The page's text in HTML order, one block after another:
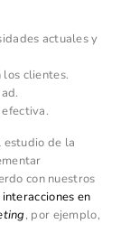
actuales y
los clientes.
estudio de la
con nuestros
interacciones en
, por ejemplo,